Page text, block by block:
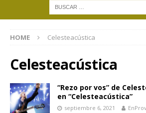
HOME Celesteacústica
Celesteacústica
“Rezo por vos” de
en “Celesteacústica”
septiembre 6, 2021